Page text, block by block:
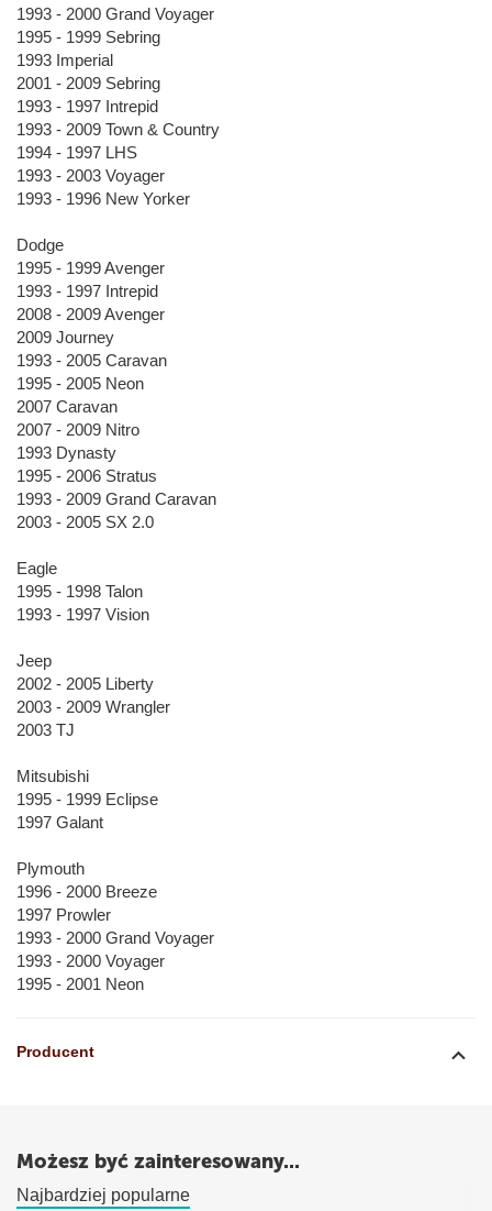
1993 - 2000 Grand Voyager
1995 - 1999 Sebring
1993 Imperial
2001 - 2009 Sebring
1993 - 1997 Intrepid
1993 - 2009 Town & Country
1994 - 1997 LHS
1993 - 2003 Voyager
1993 - 1996 New Yorker
Dodge
1995 - 1999 Avenger
1993 - 1997 Intrepid
2008 - 2009 Avenger
2009 Journey
1993 - 2005 Caravan
1995 - 2005 Neon
2007 Caravan
2007 - 2009 Nitro
1993 Dynasty
1995 - 2006 Stratus
1993 - 2009 Grand Caravan
2003 - 2005 SX 2.0
Eagle
1995 - 1998 Talon
1993 - 1997 Vision
Jeep
2002 - 2005 Liberty
2003 - 2009 Wrangler
2003 TJ
Mitsubishi
1995 - 1999 Eclipse
1997 Galant
Plymouth
1996 - 2000 Breeze
1997 Prowler
1993 - 2000 Grand Voyager
1993 - 2000 Voyager
1995 - 2001 Neon
Producent
Możesz być zainteresowany...
Najbardziej popularne